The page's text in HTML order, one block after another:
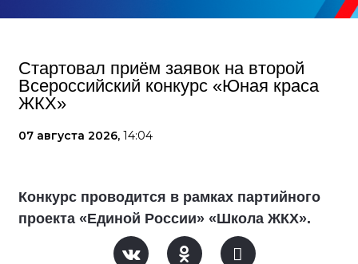
Стартовал приём заявок на второй
Всероссийский конкурс «Юная краса
ЖКХ»
07 августа 2026, 14:04
Конкурс проводится в рамках партийного
проекта «Единой России» «Школа ЖКХ».